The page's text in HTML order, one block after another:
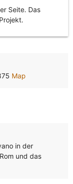
Seite. Das
Map
in der
und das